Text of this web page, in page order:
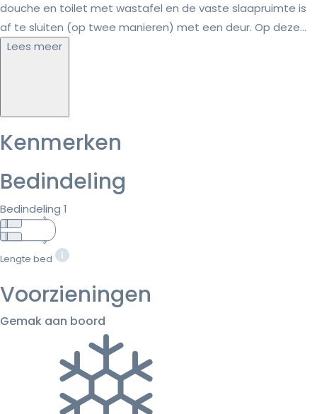
douche en toilet met wastafel en de vaste slaapruimte is
af te sluiten (op twee manieren) met een deur. Op deze...
Lees meer
Kenmerken
Bedindeling
Bedindeling 1
Lengte bed
Voorzieningen
Gemak aan boord